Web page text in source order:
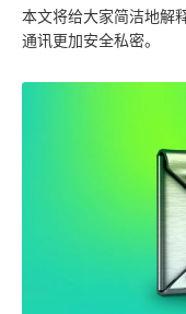
本文将给大家简洁地解
通讯更加安全私密。